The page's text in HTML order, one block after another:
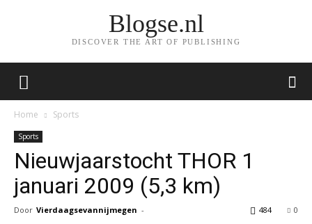
Blogse.nl
DISCOVER THE ART OF PUBLISHING
Home Sports
Sports
Nieuwjaarstocht THOR 1
januari 2009 (5,3 km)
Door Vierdaagsevannijmegen - 0
484